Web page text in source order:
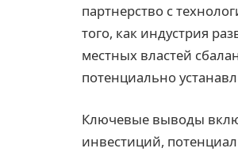
партнерство с
того, как индустрия
местных властей
потенциально
Ключевые выводы
инвестиций,